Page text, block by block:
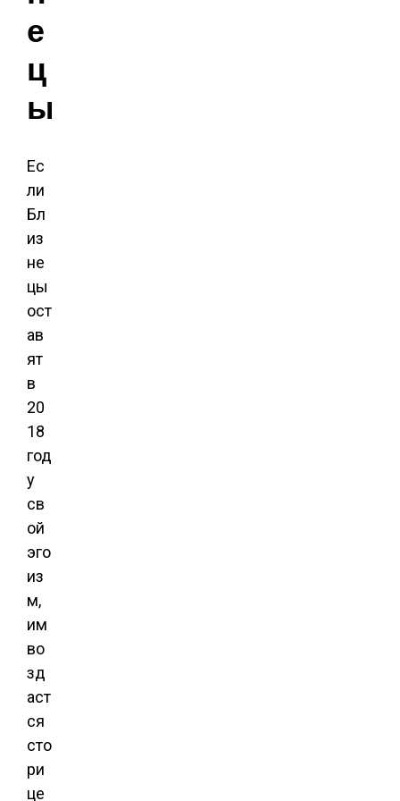
е
ц
ы
Ес
ли
Бл
из
не
цы
ост
ав
ят
в
20
18
год
у
св
ой
эго
из
м,
им
во
зд
аст
ся
сто
ри
це